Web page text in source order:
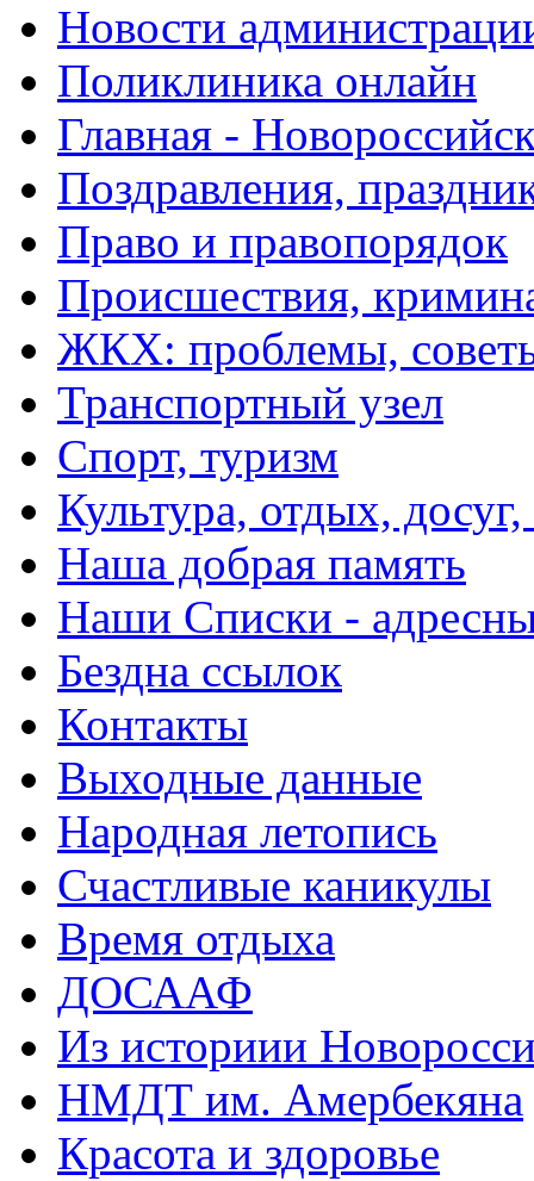
Новости
Поликлиника онлайн
Главная -
Поздравления,
Право и правопорядок
Происшествия,
ЖКХ: проблемы,
Транспортный узел
Спорт, туризм
Культура, отдых,
Наша добрая память
Наши Списки -
Бездна ссылок
Контакты
Выходные данные
Народная летопись
Счастливые каникулы
Время отдыха
ДОСААФ
Из историии
НМДТ им. Амербекяна
Красота и здоровье